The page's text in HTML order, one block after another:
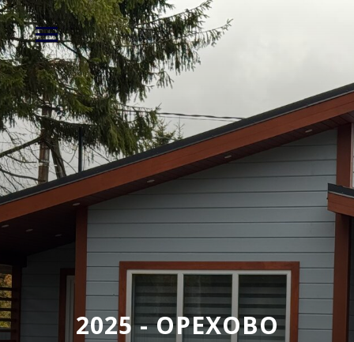
2025 - ОРЕХОВО